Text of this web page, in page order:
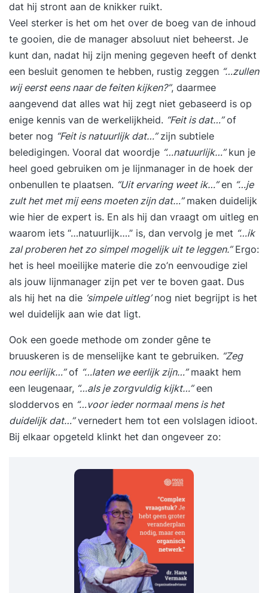
dat hij stront aan de knikker ruikt.
Veel sterker is het om het over de boeg van de inhoud
te gooien, die de manager absoluut niet beheerst. Je
kunt dan, nadat hij zijn mening gegeven heeft of denkt
een besluit genomen te hebben, rustig zeggen “…zullen
wij eerst eens naar de feiten kijken?”, daarmee
aangevend dat alles wat hij zegt niet gebaseerd is op
enige kennis van de werkelijkheid. “Feit is dat…”of
beter nog “Feit is natuurlijk dat…”zijn subtiele
beledigingen. Vooral dat woordje “…natuurlijk…”kun je
heel goed gebruiken om je lijnmanager in de hoek der
onbenullen te plaatsen. “Uit ervaring weet ik…”en “…je
zult het met mij eens moeten zijn dat…”maken duidelijk
wie hier de expert is. En als hij dan vraagt om uitleg en
waarom iets “…natuurlijk….” is, dan vervolg je met “…ik
zal proberen het zo simpel mogelijk uit te leggen.”Ergo:
het is heel moeilijke materie die zo’n eenvoudige ziel
als jouw lijnmanager zijn pet ver te boven gaat. Dus
als hij het na die ‘simpele uitleg’nog niet begrijpt is het
wel duidelijk aan wie dat ligt.
Ook een goede methode om zonder gêne te
bruuskeren is de menselijke kant te gebruiken. “Zeg
nou eerlijk…”of “…laten we eerlijk zijn…”maakt hem
een leugenaar, “…als je zorgvuldig kijkt…”een
sloddervos en “…voor ieder normaal mens is het
duidelijk dat…”vernedert hem tot een volslagen idioot.
Bij elkaar opgeteld klinkt het dan ongeveer zo: